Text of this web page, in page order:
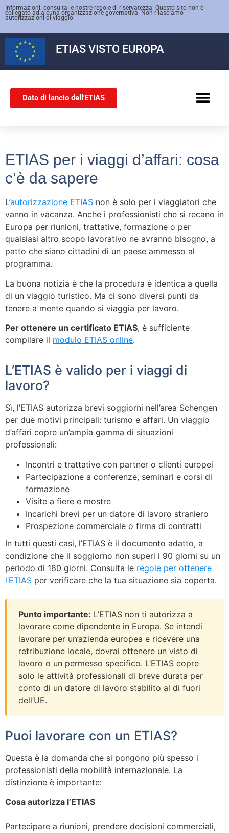
Informazioni: consulta le nostre regole di riservatezza. Questo sito non è
collegato ad alcuna organizzazione governativa. Non rilasciamo
autorizzazioni di viaggio.
ETIASVISTO EUROPA
Data di lancio dell'ETIAS
ETIAS per i viaggi d’affari: cosa
c’è da sapere
L’autorizzazione ETIAS non è solo per i viaggiatori che
vanno in vacanza. Anche i professionisti che si recano in
Europa per riunioni, trattative, formazione o per
qualsiasi altro scopo lavorativo ne avranno bisogno, a
patto che siano cittadini di un paese ammesso al
programma.
La buona notizia è che la procedura è identica a quella
di un viaggio turistico. Ma ci sono diversi punti da
tenere a mente quando si viaggia per lavoro.
Per ottenere un certificato ETIAS, è sufficiente
compilare il modulo ETIAS online.
L’ETIAS è valido per i viaggi di
lavoro?
Sì, l’ETIAS autorizza brevi soggiorni nell’area Schengen
per due motivi principali: turismo e affari. Un viaggio
d’affari copre un’ampia gamma di situazioni
professionali:
Incontri e trattative con partner o clienti europei
Partecipazione a conferenze, seminari e corsi di
formazione
Visite a fiere e mostre
Incarichi brevi per un datore di lavoro straniero
Prospezione commerciale o firma di contratti
In tutti questi casi, l’ETIAS è il documento adatto, a
condizione che il soggiorno non superi i 90 giorni su un
periodo di 180 giorni. Consulta le regole per ottenere
l’ETIAS per verificare che la tua situazione sia coperta.
Punto importante: L’ETIAS non ti autorizza a
lavorare come dipendente in Europa. Se intendi
lavorare per un’azienda europea e ricevere una
retribuzione locale, dovrai ottenere un visto di
lavoro o un permesso specifico. L’ETIAS copre
solo le attività professionali di breve durata per
conto di un datore di lavoro stabilito al di fuori
dell’UE.
Puoi lavorare con un ETIAS?
Questa è la domanda che si pongono più spesso i
professionisti della mobilità internazionale. La
distinzione è importante:
Cosa autorizza l’ETIAS
Partecipare a riunioni, prendere decisioni commerciali,